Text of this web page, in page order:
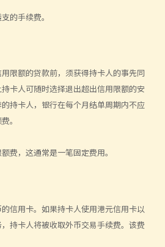
的手续费。
限额的贷款前，须获得持卡人的事先同
卡人可随时选择退出超出信用限额的安
持卡人，银行在每个月结单周期内不应
。
费，这通常是一笔固定费用。
信用卡。如果持卡人使用港元信用卡以
持卡人将被收取外币交易手续费。该费
贷款协议，并要求还款及收取所有其他应
间的关系
及收费